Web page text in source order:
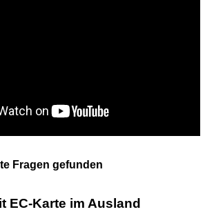
Fragen gefunden
EC-Karte im Ausland